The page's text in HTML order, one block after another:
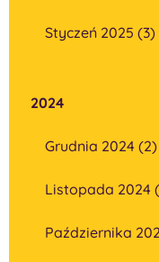
Styczeń 2025 (3)
2024
Grudnia 2024 (2)
Listopada 2024
Października